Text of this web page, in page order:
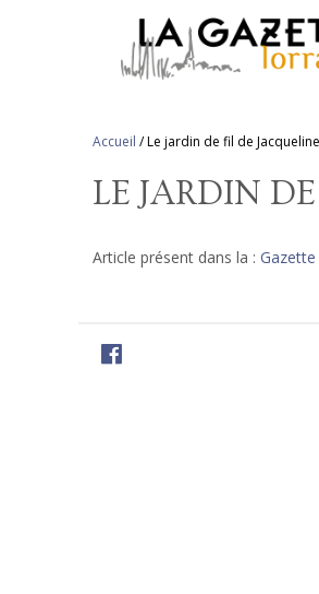
Accueil /Le jardin de fil de Jacqueline
LE JARDIN
Article présent dans la : Gazette